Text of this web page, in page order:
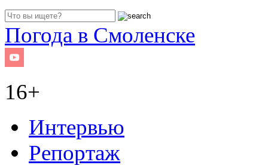
Погода в Смоленске
16+
Интервью
Репортаж